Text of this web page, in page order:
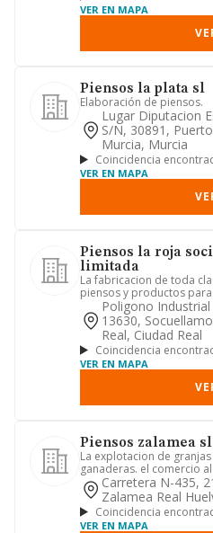
VER EN MAPA
Piensos la plata sl
Elaboración de piensos.
Lugar Diputacion
S/n, 30891,
Murcia, Murcia
Coincidencia
VER EN MAPA
Piensos la roja
limitada
La fabricacion de toda
piensos y productos
transformacion y
Poligono Industrial
13630,
Real, Ciudad Real
Coincidencia
VER EN MAPA
Piensos zalamea sl
La explotacion de
ganaderas. el comercio
menor de piensos y
Carretera N-435,
Zalamea Real
Coincidencia
VER EN MAPA